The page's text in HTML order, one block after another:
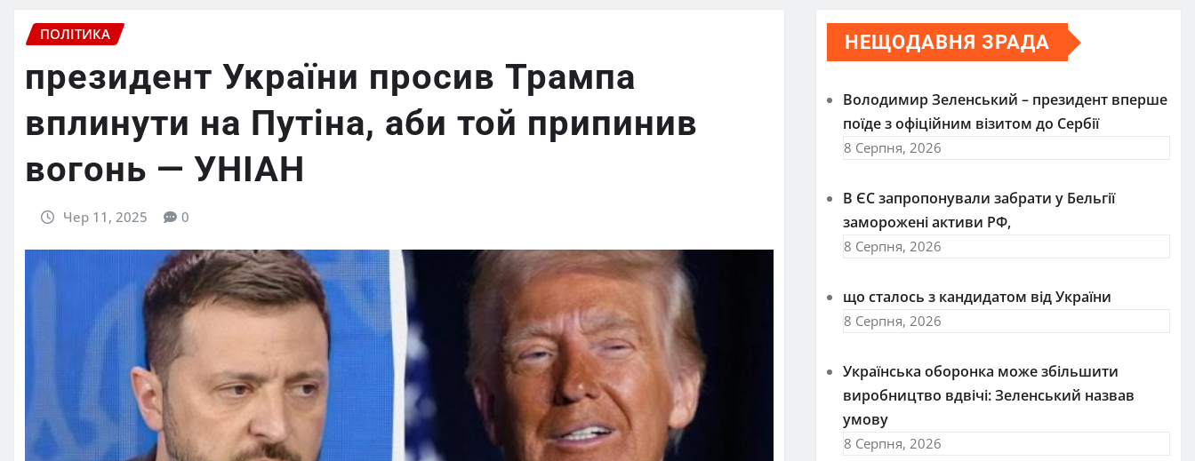
ПОЛІТИКА
президент України просив Трампа
вплинути на Путіна, аби той припинив
вогонь — УНІАН
Чер 11, 2025 0
НЕЩОДАВНЯ ЗРАДА
Володимир Зеленський – президент вперше
поїде з офіційним візитом до Сербії
8 Серпня, 2026
В ЄС запропонували забрати у Бельгії
заморожені активи РФ,
8 Серпня, 2026
що сталось з кандидатом від України
8 Серпня, 2026
Українська оборонка може збільшити
виробництво вдвічі: Зеленський назвав
умову
8 Серпня, 2026